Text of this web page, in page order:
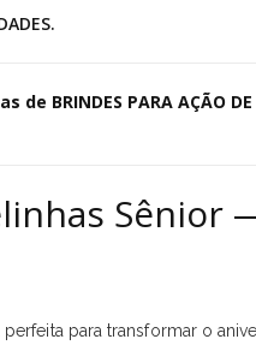
BRINDES PARA AÇÃO DE
Sênior
perfeita para transformar o